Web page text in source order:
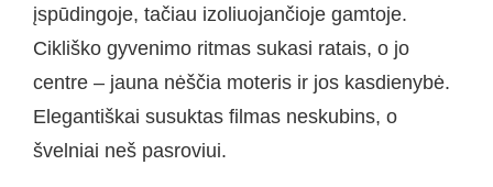
įspūdingoje, tačiau izoliuojančioje gamtoje.
Cikliško gyvenimo ritmas sukasi ratais, o jo
centre – jauna nėščia moteris ir jos kasdienybė.
Elegantiškai susuktas filmas neskubins, o
švelniai neš pasroviui.